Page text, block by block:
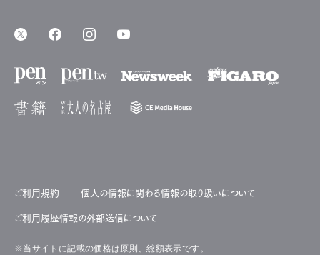
ご利用規約 個人の情報に関わる情報の取り扱いについて
ご利用履歴情報の外部送信について
※当サイトに記載の価格は原則、総額表示です。